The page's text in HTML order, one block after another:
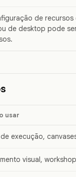
de
de desktop pode
usar
execução,
visual,